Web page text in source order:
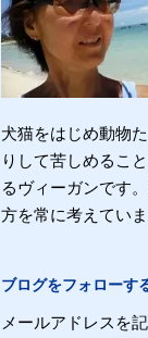
犬猫をはじめ動物
りして苦しめるこ
るヴィーガンです
方を常に考えていま
ブログをフォローす
メールアドレスを